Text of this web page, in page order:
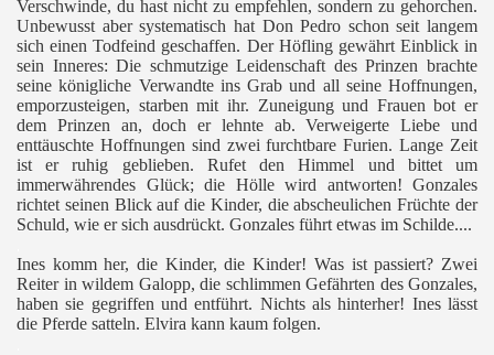
Verschwinde, du hast nicht zu empfehlen, sondern zu gehorchen.
Unbewusst aber systematisch hat Don Pedro schon seit langem
sich einen Todfeind geschaffen. Der Höfling gewährt Einblick in
sein Inneres: Die schmutzige Leidenschaft des Prinzen brachte
seine königliche Verwandte ins Grab und all seine Hoffnungen,
emporzusteigen, starben mit ihr. Zuneigung und Frauen bot er
dem Prinzen an, doch er lehnte ab. Verweigerte Liebe und
enttäuschte Hoffnungen sind zwei furchtbare Furien. Lange Zeit
ist er ruhig geblieben. Rufet den Himmel und bittet um
immerwährendes Glück; die Hölle wird antworten! Gonzales
richtet seinen Blick auf die Kinder, die abscheulichen Früchte der
Schuld, wie er sich ausdrückt. Gonzales führt etwas im Schilde....
Ines komm her, die Kinder, die Kinder! Was ist passiert? Zwei
Reiter in wildem Galopp, die schlimmen Gefährten des Gonzales,
haben sie gegriffen und entführt. Nichts als hinterher! Ines lässt
die Pferde satteln. Elvira kann kaum folgen.